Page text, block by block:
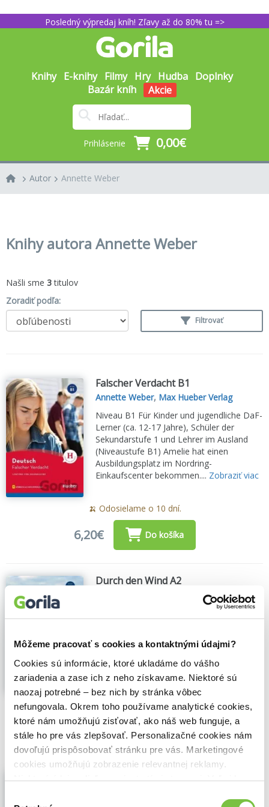
Môžeme pracovať s cookies a kontaktnými údajmi?
Cookies sú informácie, ktoré ukladáme do vášho
zariadenia a zase ich z neho získavame. Niektoré sú
naozaj potrebné – bez nich by stránka vôbec
nefungovala. Okrem toho používame analytické cookies,
ktoré nám umožňujú zisťovať, ako náš web funguje, a
stále ho pre vás zlepšovať. Personalizačné cookies nám
dovoľujú prispôsobovať stránku pre vás. Marketingové
cookies umožňujú zobrazenie relevantnej reklamy.
Niektoré údaje zdieľame aj s tretími stranami. Veľmi by
Posledný výpredaj kníh! Zľavy až do 80% tu =>
Knihy E-knihy Filmy Hry Hudba Doplnky
Bazár kníh
Akcie
Prihlásenie 0,00€
Autor Annette Weber
Knihy autora Annette Weber
Našli sme 3titulov
Zoradiť podľa:
Filtrovať
Falscher Verdacht B1
Annette Weber, Max Hueber Verlag
Niveau B1 Für Kinder und jugendliche DaF-
Lerner (ca. 12-17 Jahre), Schüler der
Sekundarstufe 1 und Lehrer im Ausland
(Niveaustufe B1) Amelie hat einen
Ausbildungsplatz im Nordring-
Einkaufscenter bekommen.... Zobraziť viac
🍌 Odosielame o 10 dní.
6,20€ Do košíka
Durch den Wind A2
Max Hueber Verlag
Niveau A2 Zielgruppe: Kinder/Jugendliche
mehrtägige Fahrradtour mit ihrem Freund
Clemens nach Ostfriesland....Zobraziť viac
🍌 Odosielame o 10 dní.
6,20€ Do košíka